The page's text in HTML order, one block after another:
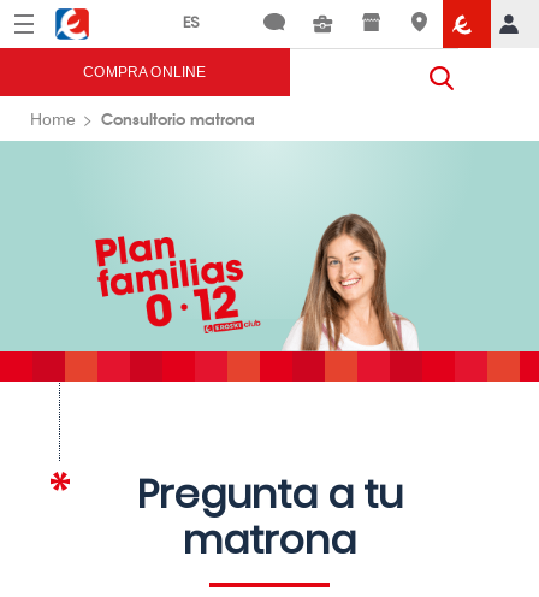
Menú Eroski
COMPRA ONLINE
Home Consultorio matrona
Pregunta a tu
matrona